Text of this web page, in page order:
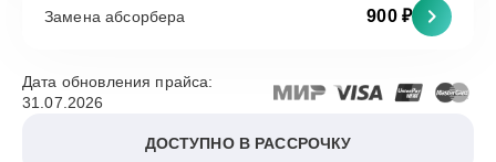
Замена абсорбера 900 ₽
Дата обновления прайса:
31.07.2026
ДОСТУПНО В РАССРОЧКУ